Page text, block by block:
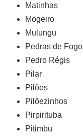
Matinhas
Mogeiro
Mulungu
Pedras de Fogo
Pedro Régis
Pilar
Pilões
Pilõezinhos
Pirpirituba
Pitimbu